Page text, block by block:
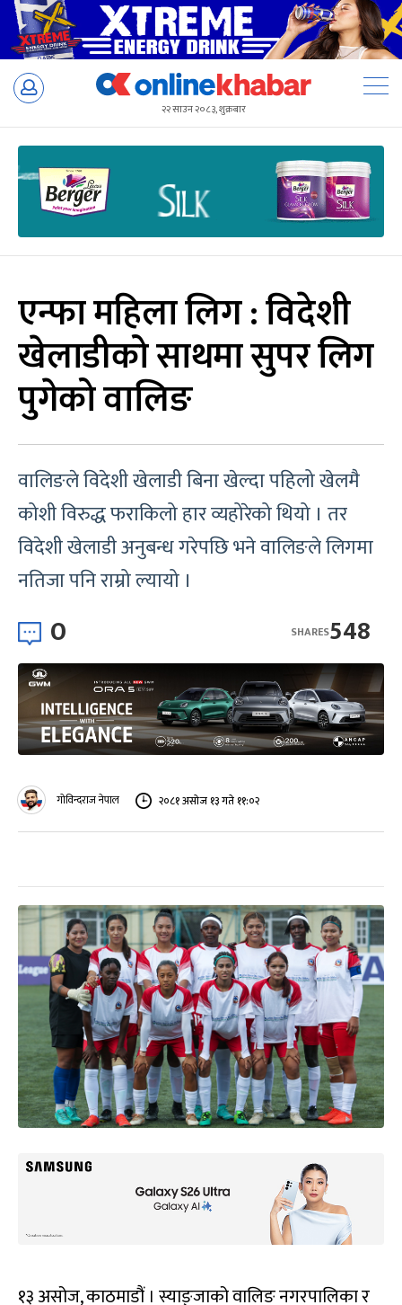
Skip
२२ साउन २०८३, शुक्रबार
एन्फा महिला लिग : विदेशी
खेलाडीको साथमा सुपर लिग
पुगेको वालिङ
वालिङले विदेशी खेलाडी बिना खेल्दा पहिलो खेलमै
कोशी विरुद्ध फराकिलो हार व्यहोरेको थियो । तर
विदेशी खेलाडी अनुबन्ध गरेपछि भने वालिङले लिगमा
नतिजा पनि राम्रो ल्यायो ।
0 548
SHARES
गोविन्दराज नेपाल २०८१ असोज १३ गते ११:०२
१३ असोज, काठमाडौं । स्याङ्जाको वालिङ नगरपालिका र